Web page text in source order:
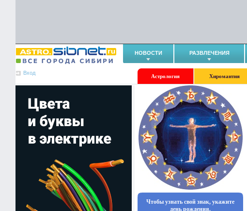
НОВОСТИ РАЗВЛЕЧЕНИЯ
Вход
Астрология Хиромантия
Чтобы узнать свой знак, укажите
день рождения.